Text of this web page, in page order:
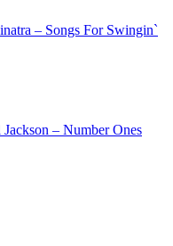
– Songs For Swingin`
– Number Ones